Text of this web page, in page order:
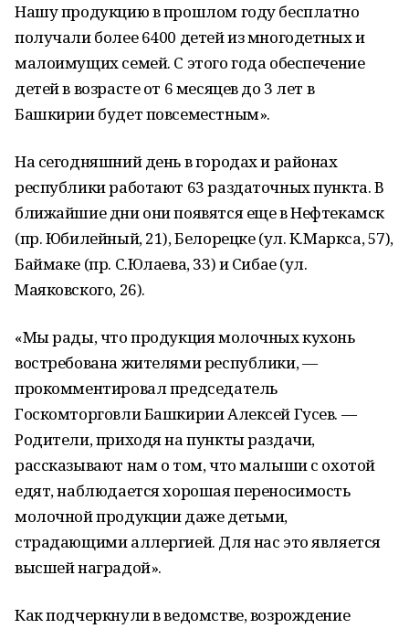
Нашу продукцию в прошлом году бесплатно
получали более 6400 детей из многодетных и
малоимущих семей. С этого года обеспечение
детей в возрасте от 6 месяцев до 3 лет в
Башкирии будет повсеместным».
На сегодняшний день в городах и районах
республики работают 63 раздаточных пункта. В
ближайшие дни они появятся еще в Нефтекамск
(пр. Юбилейный, 21), Белорецке (ул. К.Маркса, 57),
Баймаке (пр. С.Юлаева, 33) и Сибае (ул.
Маяковского, 26).
«Мы рады, что продукция молочных кухонь
востребована жителями республики, —
прокомментировал председатель
Госкомторговли Башкирии Алексей Гусев. —
Родители, приходя на пункты раздачи,
рассказывают нам о том, что малыши с охотой
едят, наблюдается хорошая переносимость
молочной продукции даже детьми,
страдающими аллергией. Для нас это является
высшей наградой».
Как подчеркнули в ведомстве, возрождение